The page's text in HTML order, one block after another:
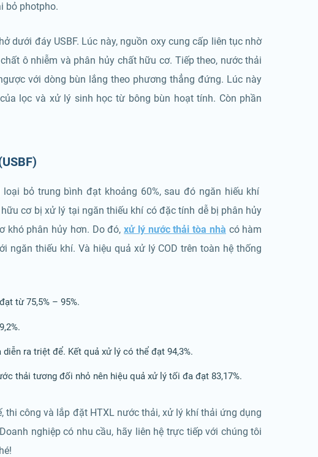
bỏ photpho.
dưới đáy USBF. Lúc này, nguồn oxy cung cấp liên tục nhờ
ô nhiễm và phân hủy chất hữu cơ. Tiếp theo, nước thải
với dòng bùn lắng theo phương thẳng đứng. Lúc này
lọc và xử lý sinh học từ bông bùn hoạt tính. Còn phần
bỏ trung bình đạt khoảng 60%, sau đó ngăn hiếu khí
cơ bị xử lý tại ngăn thiếu khí có đặc tính dễ bị phân hủy
khó phân hủy hơn. Do đó,xử lý nước thải tòa nhà có hàm
ngăn thiếu khí. Và hiệu quả xử lý COD trên toàn hệ thống
từ 75,5% – 95%.
ra triệt để. Kết quả xử lý có thể đạt 94,3%.
thải tương đối nhỏ nên hiệu quả xử lý tối đa đạt 83,17%.
thi công và lắp đặt HTXL nước thải, xử lý khí thải ứng dụng
nghiệp có nhu cầu, hãy liên hệ trực tiếp với chúng tôi